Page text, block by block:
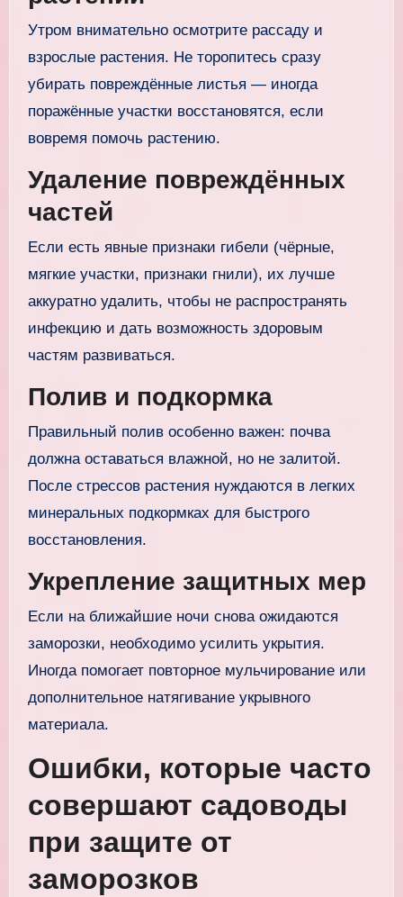
Утром внимательно осмотрите рассаду и
взрослые растения. Не торопитесь сразу
убирать повреждённые листья — иногда
поражённые участки восстановятся, если
вовремя помочь растению.
Удаление повреждённых
частей
Если есть явные признаки гибели (чёрные,
мягкие участки, признаки гнили), их лучше
аккуратно удалить, чтобы не распространять
инфекцию и дать возможность здоровым
частям развиваться.
Полив и подкормка
Правильный полив особенно важен: почва
должна оставаться влажной, но не залитой.
После стрессов растения нуждаются в легких
минеральных подкормках для быстрого
восстановления.
Укрепление защитных мер
Если на ближайшие ночи снова ожидаются
заморозки, необходимо усилить укрытия.
Иногда помогает повторное мульчирование или
дополнительное натягивание укрывного
материала.
Ошибки, которые часто
совершают садоводы
при защите от
заморозков